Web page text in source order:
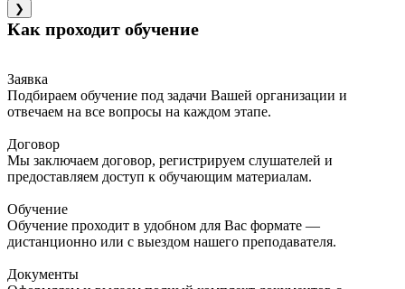
❯
Как проходит обучение
Заявка
Подбираем обучение под задачи Вашей организации и
отвечаем на все вопросы на каждом этапе.
Договор
Мы заключаем договор, регистрируем слушателей и
предоставляем доступ к обучающим материалам.
Обучение
Обучение проходит в удобном для Вас формате —
дистанционно или с выездом нашего преподавателя.
Документы